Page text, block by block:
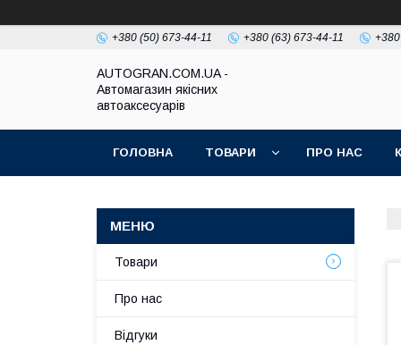
+380 (50) 673-44-11 +380 (63) 673-44-11
AUTOGRAN.COM.UA -
Автомагазин якісних
автоаксесуарів
ГОЛОВНА ТОВАРИ ПРО НАС
Товари
Про нас
Відгуки